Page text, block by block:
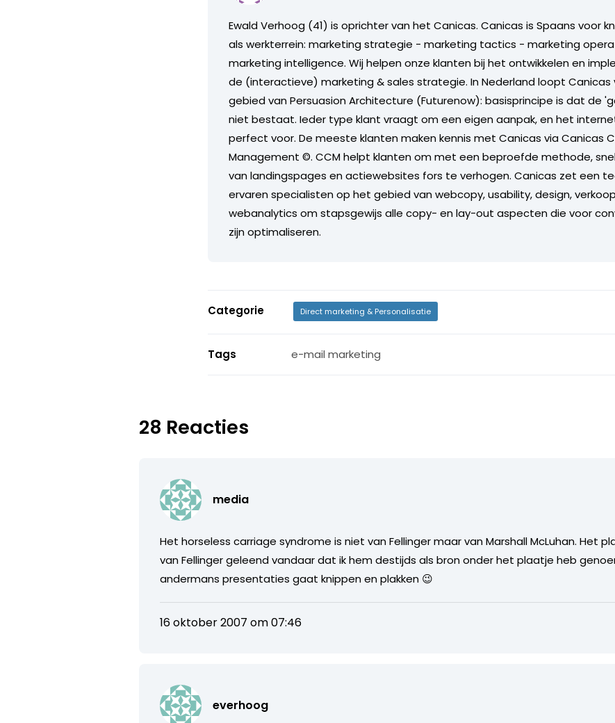
Ewald Verhoog (41) is oprichter van het Canicas. Canicas is Spaans voor
als werkterrein: marketing strategie - marketing tactics - marketing
marketing intelligence. Wij helpen onze klanten bij het ontwikkelen en
de (interactieve) marketing & sales strategie. In Nederland loopt
gebied van Persuasion Architecture (Futurenow): basisprincipe is dat de
niet bestaat. Ieder type klant vraagt om een eigen aanpak, en het
perfect voor. De meeste klanten maken kennis met Canicas via Canicas
Management ©. CCM helpt klanten om met een beproefde methode,
van landingspages en actiewebsites fors te verhogen. Canicas zet een
ervaren specialisten op het gebied van webcopy, usability, design,
webanalytics om stapsgewijs alle copy- en lay-out aspecten die voor
zijn optimaliseren.
Categorie Direct marketing & Personalisatie
Tags e-mail marketing
28 Reacties
media
Het horseless carriage syndrome is niet van Fellinger maar van Marshall McLuhan. Het
van Fellinger geleend vandaar dat ik hem destijds als bron onder het plaatje heb
andermans presentaties gaat knippen en plakken 😉
16 oktober 2007 om 07:46
everhoog